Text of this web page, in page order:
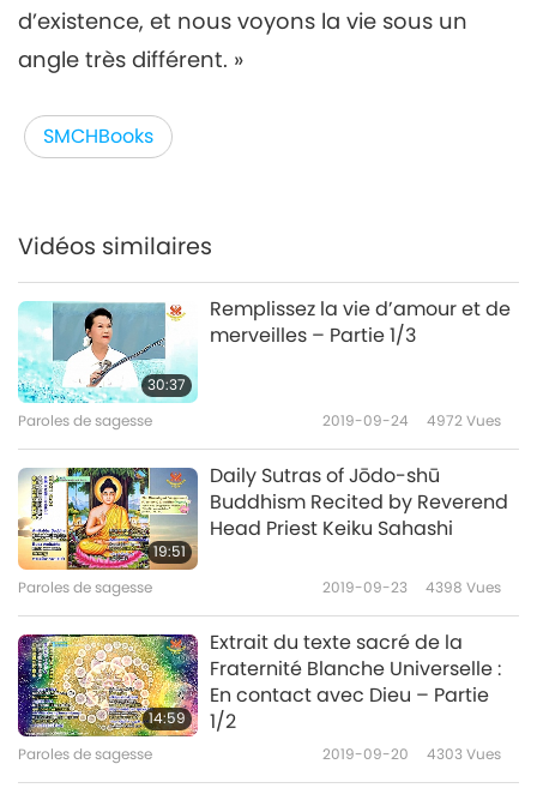
d’existence, et nous voyons la vie sous un
angle très différent. »
SMCHBooks
Vidéos similaires
30:37
Remplissez la vie d’amour et de
merveilles – Partie 1/3
Paroles de sagesse 2019-09-24 4972Vues
19:51
Daily Sutras of Jōdo-shū
Buddhism Recited by Reverend
Head Priest Keiku Sahashi
Paroles de sagesse 2019-09-23 4398 Vues
14:59
Extrait du texte sacré de la
Fraternité Blanche Universelle :
En contact avec Dieu – Partie
1/2
Paroles de sagesse 2019-09-20 4303Vues